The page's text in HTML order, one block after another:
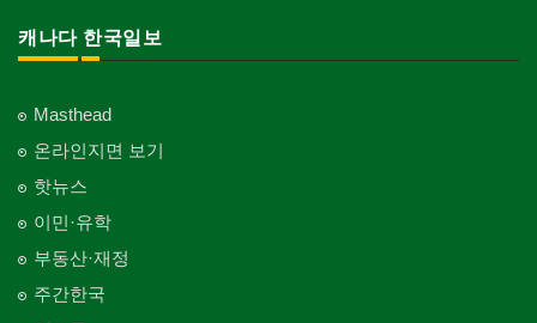
캐나다 한국일보
Masthead
온라인지면 보기
핫뉴스
이민·유학
부동산·재정
주간한국